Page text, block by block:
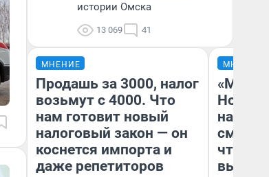
истории Омска
13 069 41
МНЕНИЕ
Продашь за 3000, налог
возьмут с 4000. Что
нам готовит новый
налоговый закон — он
коснется импорта и
даже репетиторов
МНЕНИЕ
«Мы
чтобы